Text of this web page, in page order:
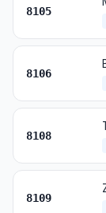
8105
8106
8108
8109